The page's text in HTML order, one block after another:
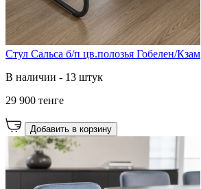
Стул Сальса б/п цв.полозья Гобелен/Кзам
В наличии - 13 штук
29 900 тенге
Добавить в корзину